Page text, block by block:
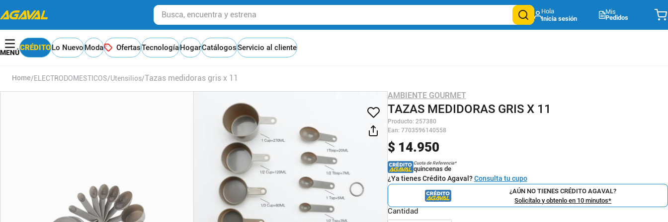
Busca, encuentra y estrena
Mis
Pedidos
CRÉDITOLo NuevoModa OfertasTecnologíaHogarCatálogosServicio al cliente
ELECTRODOMESTICOS Utensilios Tazas medidoras gris x 11
AMBIENTE GOURMET
TAZAS MEDIDORAS GRIS X 11
Producto: 257380
Ean: 7703596140558
$ 14.950
Cuota de Referencia*
quincenas de
¿Ya tienes Crédito Agaval?Consulta tu cupo
¿AÚN NO TIENES CRÉDITO AGAVAL?
Solicítalo y obtenlo en 10 minutos*
Cantidad